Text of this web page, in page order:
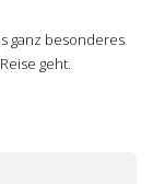
ganz besonderes
geht.